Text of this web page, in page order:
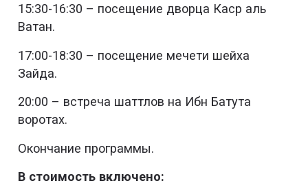
15:30-16:30 – посещение дворца Каср аль
Ватан.
17:00-18:30 – посещение мечети шейха
Зайда.
20:00 – встреча шаттлов на Ибн Батута
воротах.
Окончание программы.
В стоимость включено: